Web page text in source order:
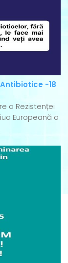
-18
a Rezistenței
Europeană a